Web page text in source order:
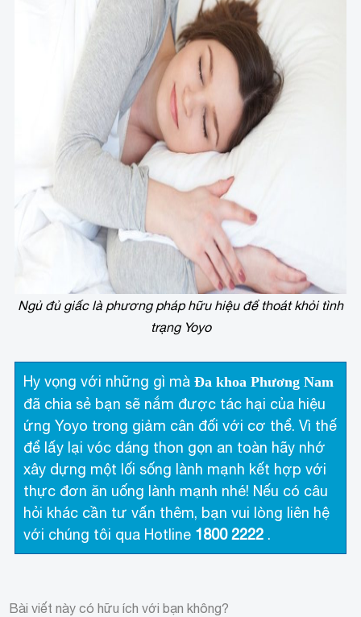
Ngủ đủ giấc là phương pháp hữu hiệu để thoát khỏi tình
trạng Yoyo
Hy vọng với những gì mà Đa khoa Phương Nam
đã chia sẻ bạn sẽ nắm được tác hại của hiệu
ứng Yoyo trong giảm cân đối với cơ thể. Vì thế
để lấy lại vóc dáng thon gọn an toàn hãy nhớ
xây dựng một lối sống lành mạnh kết hợp với
thực đơn ăn uống lành mạnh nhé! Nếu có câu
hỏi khác cần tư vấn thêm, bạn vui lòng liên hệ
với chúng tôi qua Hotline 1800 2222 .
Bài viết này có hữu ích với bạn không?